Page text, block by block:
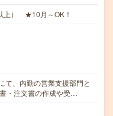
上） ★10月～OK！
て、内勤の営業支援部門と
・注文書の作成や受…